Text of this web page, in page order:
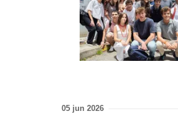
05 jun 2026